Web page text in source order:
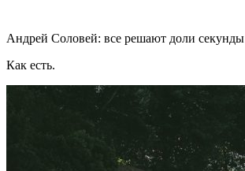
Андрей Соловей: все решают доли секунды
Как есть.